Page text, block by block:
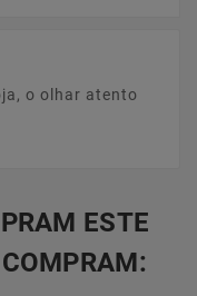
o olhar atento
ESTE